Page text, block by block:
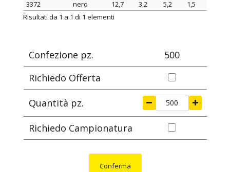
ARTICOLO colore
3372 nero 12,7 3,2 5,2
1,5
Risultati da 1 a 1 di 1 elementi
Confezione pz.
500
Richiedo Offerta
Quantità pz.
Richiedo Campionatura
Conferma